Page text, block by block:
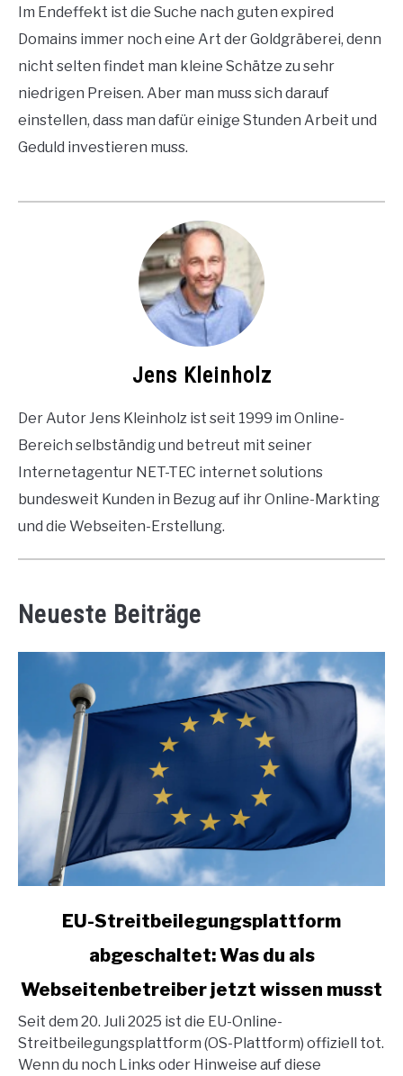
Im Endeffekt ist die Suche nach guten expired
Domains immer noch eine Art der Goldgräberei, denn
nicht selten findet man kleine Schätze zu sehr
niedrigen Preisen. Aber man muss sich darauf
einstellen, dass man dafür einige Stunden Arbeit und
Geduld investieren muss.
Jens Kleinholz
Der Autor Jens Kleinholz ist seit 1999 im Online-
Bereich selbständig und betreut mit seiner
Internetagentur NET-TEC internet solutions
bundesweit Kunden in Bezug auf ihr Online-Markting
und die Webseiten-Erstellung.
Neueste Beiträge
abgeschaltet:
Was
du
als
EU-Streitbeilegungsplattform
abgeschaltet: Was du als
Webseitenbetreiber jetzt wissen musst
Seit dem 20. Juli 2025 ist die EU-Online-
Streitbeilegungsplattform (OS-Plattform) offiziell tot.
Wenn du noch Links oder Hinweise auf diese